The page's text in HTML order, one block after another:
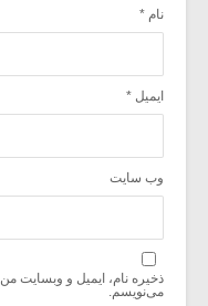
نام *
ایمیل *
وب‌ سایت
ذخیره نام، ایمیل و وبسایت
می‌نویسم.